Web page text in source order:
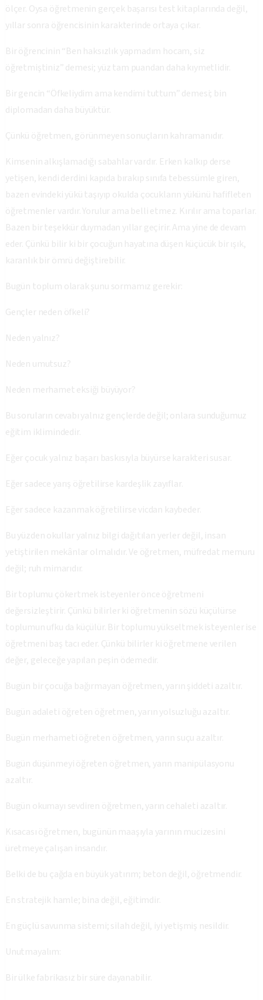
ölçer. Oysa öğretmenin gerçek başarısı test kitaplarında değil,
yıllar sonra öğrencisinin karakterinde ortaya çıkar.
Bir öğrencinin “Ben haksızlık yapmadım hocam, siz
öğretmiştiniz” demesi; yüz tam puandan daha kıymetlidir.
Bir gencin “Öfkeliydim ama kendimi tuttum” demesi; bin
diplomadan daha büyüktür.
Çünkü öğretmen, görünmeyen sonuçların kahramanıdır.
Kimsenin alkışlamadığı sabahlar vardır. Erken kalkıp derse
yetişen, kendi derdini kapıda bırakıp sınıfa tebessümle giren,
bazen evindeki yükü taşıyıp okulda çocukların yükünü hafifleten
öğretmenler vardır. Yorulur ama belli etmez. Kırılır ama toparlar.
Bazen bir teşekkür duymadan yıllar geçirir. Ama yine de devam
eder. Çünkü bilir ki bir çocuğun hayatına düşen küçücük bir ışık,
karanlık bir ömrü değiştirebilir.
Bugün toplum olarak şunu sormamız gerekir:
Gençler neden öfkeli?
Neden yalnız?
Neden umutsuz?
Neden merhamet eksiği büyüyor?
Bu soruların cevabı yalnız gençlerde değil; onlara sunduğumuz
eğitim iklimindedir.
Eğer çocuk yalnız başarı baskısıyla büyürse karakteri susar.
Eğer sadece yarış öğretilirse kardeşlik zayıflar.
Eğer sadece kazanmak öğretilirse vicdan kaybeder.
Bu yüzden okullar yalnız bilgi dağıtılan yerler değil, insan
yetiştirilen mekânlar olmalıdır. Ve öğretmen, müfredat memuru
değil; ruh mimarıdır.
Bir toplumu çökertmek isteyenler önce öğretmeni
değersizleştirir. Çünkü bilirler ki öğretmenin sözü küçülürse
toplumun ufku da küçülür. Bir toplumu yükseltmek isteyenler ise
öğretmeni baş tacı eder. Çünkü bilirler ki öğretmene verilen
değer, geleceğe yapılan peşin ödemedir.
Bugün bir çocuğa bağırmayan öğretmen, yarın şiddeti azaltır.
Bugün adaleti öğreten öğretmen, yarın yolsuzluğu azaltır.
Bugün merhameti öğreten öğretmen, yarın suçu azaltır.
Bugün düşünmeyi öğreten öğretmen, yarın manipülasyonu
azaltır.
Bugün okumayı sevdiren öğretmen, yarın cehaleti azaltır.
Kısacası öğretmen, bugünün maaşıyla yarının mucizesini
üretmeye çalışan insandır.
Belki de bu çağda en büyük yatırım; beton değil, öğretmendir.
En stratejik hamle; bina değil, eğitimdir.
En güçlü savunma sistemi; silah değil, iyi yetişmiş nesildir.
Unutmayalım:
Bir ülke fabrikasız bir süre dayanabilir.